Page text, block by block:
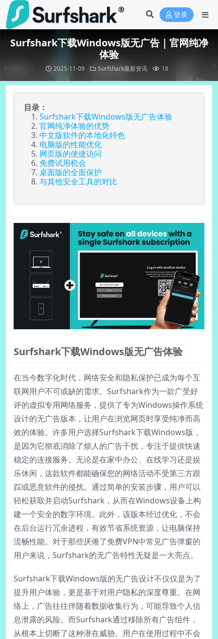
登录
Surfshark下载Windows版无广告｜官网纯净
体验
2025-11-09 Surfshark最新资讯 18
目录：
Surfshark下载Windows版无广告体验
官网纯净体验的优势
中文版软件的本地化特色
电脑版的性能优化
网页版的便捷访问
免费试用机会
桌面版的全面保护
与其他安全工具的对比
Surfshark下载Windows版无广告体验
在当今数字化时代，网络安全和隐私保护已成为每个互
联网用户不可或缺的需求。Surfshark作为一款广受好
评的虚拟专用网络服务，提供了专为Windows操作系统
设计的无广告版本，让用户在浏览网页时享受纯净而高
效的体验。许多用户选择Surfshark下载Windows版，
是因为它彻底消除了烦人的广告干扰，专注于提供快速
稳定的连接服务。无论是在家中办公、在线学习还是娱
乐休闲，这款软件都能确保您的网络活动不受第三方跟
踪或恶意软件的侵扰。通过简单的安装步骤，用户可以
轻松获取并启动Surfshark，从而在Windows设备上构
建一个安全的数字环境。此外，该版本经过优化，不会
在后台运行冗余进程，有效节省系统资源，让电脑保持
流畅性能。对于那些厌倦了免费VPN中常见广告弹窗的
用户来说，Surfshark的无广告特性无疑是一大亮点。
Surfshark下载Windows版的无广告设计不仅仅是为了
提升用户体验，更是基于对用户隐私的深度尊重。在网
络上，广告往往伴随着数据收集行为，可能导致个人信
息泄露的风险。而Surfshark通过移除所有广告组件，
从根本上切断了这种潜在威胁。用户在使用过程中不会